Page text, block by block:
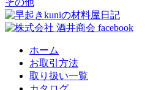
ホーム
お取引方法
取り扱い一覧